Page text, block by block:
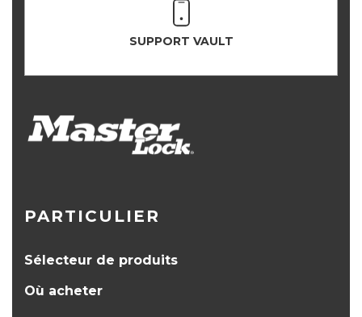
SUPPORT VAULT
PARTICULIER
Sélecteur de produits
Où acheter